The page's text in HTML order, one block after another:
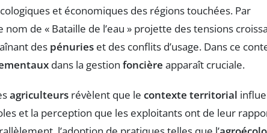
et économiques des régions touchées. Par
de « Bataille de l’eau » projette des tensions
des pénuries et des conflits d’usage. Dans ce
dans la gestion foncière apparaît cruciale.
agriculteurs révèlent que le contexte territorial
et la perception que les exploitants ont de leur